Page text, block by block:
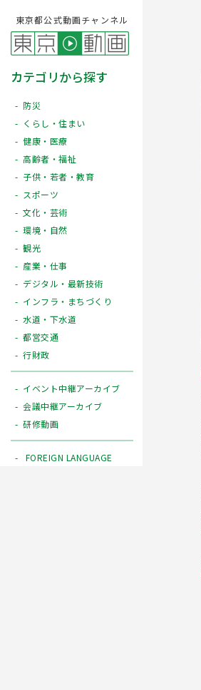
東京都公式動画チャンネル
カテゴリから探す
防災
くらし・住まい
健康・医療
高齢者・福祉
子供・若者・教育
スポーツ
文化・芸術
環境・自然
観光
産業・仕事
デジタル・最新技術
インフラ・まちづくり
水道・下水道
都営交通
行財政
イベント中継アーカイブ
会議中継アーカイブ
研修動画
FOREIGN LANGUAGE